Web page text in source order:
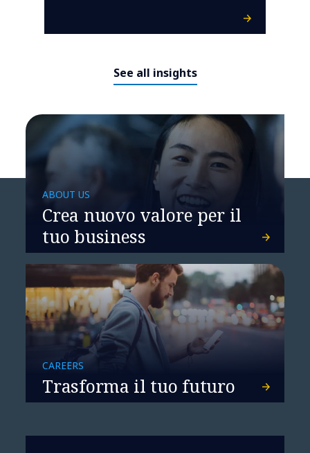
See all insights
ABOUT US
Crea nuovo valore per il
tuo business
CAREERS
Trasforma il tuo futuro